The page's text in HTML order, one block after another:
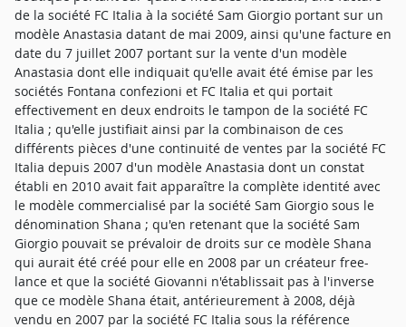
de la société FC Italia à la société Sam Giorgio portant sur un
modèle Anastasia datant de mai 2009, ainsi qu'une facture en
date du 7 juillet 2007 portant sur la vente d'un modèle
Anastasia dont elle indiquait qu'elle avait été émise par les
sociétés Fontana confezioni et FC Italia et qui portait
effectivement en deux endroits le tampon de la société FC
Italia ; qu'elle justifiait ainsi par la combinaison de ces
différents pièces d'une continuité de ventes par la société FC
Italia depuis 2007 d'un modèle Anastasia dont un constat
établi en 2010 avait fait apparaître la complète identité avec
le modèle commercialisé par la société Sam Giorgio sous le
dénomination Shana ; qu'en retenant que la société Sam
Giorgio pouvait se prévaloir de droits sur ce modèle Shana
qui aurait été créé pour elle en 2008 par un créateur free-
lance et que la société Giovanni n'établissait pas à l'inverse
que ce modèle Shana était, antérieurement à 2008, déjà
vendu en 2007 par la société FC Italia sous la référence